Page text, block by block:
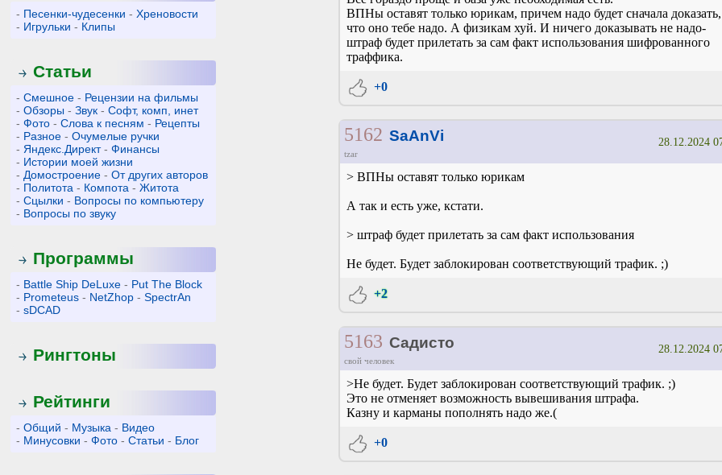
- Песенки-чудесенки -Хреновости
- Игрульки - Клипы
Статьи
-Смешное - Рецензии на фильмы
-Обзоры -Звук -Софт, комп, инет
-Фото -Слова к песням - Рецепты
- Разное -Очумелые ручки
- Яндекс.Директ-Финансы
- Истории моей жизни
- Домостроение -От других авторов
- Политота - Компота -Житота
-Сцылки - Вопросы по компьютеру
- Вопросы по звуку
Программы
- Battle Ship DeLuxe - Put The Block
- Prometeus - NetZhop -SpectrAn
-sDCAD
Рингтоны
Рейтинги
-Общий - Музыка - Видео
- Минусовки -Фото -Статьи - Блог
ВПНы оставят только юрикам, причем надо будет сначала доказать,
что оно тебе надо. А физикам хуй. И ничего доказывать не надо-
штраф будет прилетать за сам факт использования шифрованного
траффика.
+0
5162 SaAnVi
tzar
28.12.2024
> ВПНы оставят только юрикам
А так и есть уже, кстати.
> штраф будет прилетать за сам факт использования
Не будет. Будет заблокирован соответствующий трафик. ;)
+2
5163 Садисто
свой человек
28.12.2024
>Не будет. Будет заблокирован соответствующий трафик. ;)
Это не отменяет возможность вывешивания штрафа.
Казну и карманы пополнять надо же.(
+0